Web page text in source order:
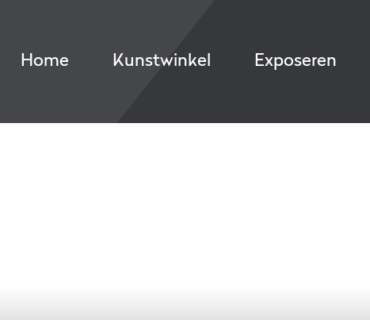
Home Kunstwinkel Exposeren